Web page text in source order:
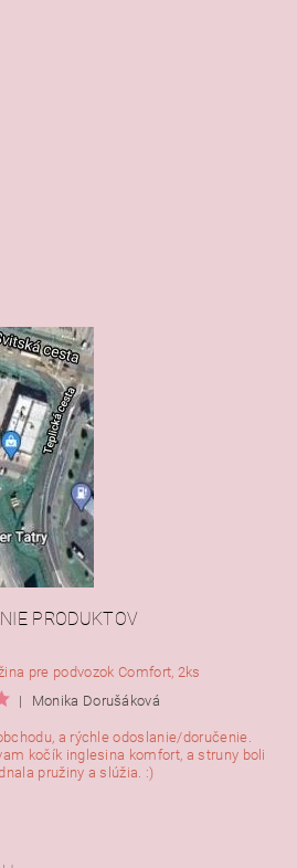
PRODUKTOV
pre podvozok Comfort, 2ks
|
Monika Dorušáková
a rýchle odoslanie/doručenie.
kočík inglesina komfort, a struny boli
pružiny a slúžia. :)